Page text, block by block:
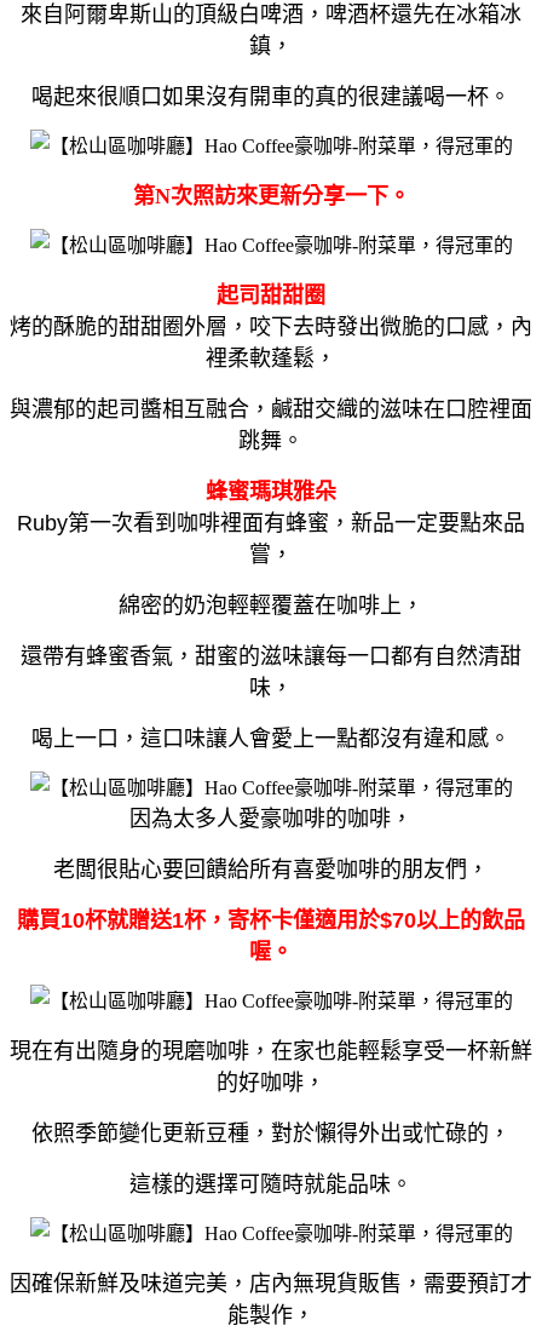
來自阿爾卑斯山的頂級白啤酒，啤酒杯還先在冰箱冰
鎮，
喝起來很順口如果沒有開車的真的很建議喝一杯。
第N次照訪來更新分享一下。
起司甜甜圈
烤的酥脆的甜甜圈外層，咬下去時發出微脆的口感，內
裡柔軟蓬鬆，
與濃郁的起司醬相互融合，鹹甜交織的滋味在口腔裡面
跳舞。
蜂蜜瑪琪雅朵
Ruby第一次看到咖啡裡面有蜂蜜，新品一定要點來品
嘗，
綿密的奶泡輕輕覆蓋在咖啡上，
還帶有蜂蜜香氣，甜蜜的滋味讓每一口都有自然清甜
味，
喝上一口，這口味讓人會愛上一點都沒有違和感。
因為太多人愛豪咖啡的咖啡，
老闆很貼心要回饋給所有喜愛咖啡的朋友們，
購買10杯就贈送1杯，寄杯卡僅適用於$70以上的飲品
喔。
現在有出隨身的現磨咖啡，在家也能輕鬆享受一杯新鮮
的好咖啡，
依照季節變化更新豆種，對於懶得外出或忙碌的，
這樣的選擇可隨時就能品味。
因確保新鮮及味道完美，店內無現貨販售，需要預訂才
能製作，